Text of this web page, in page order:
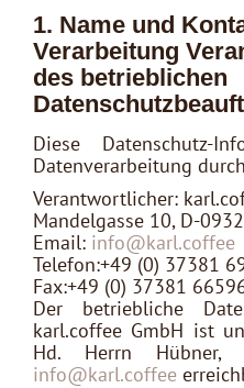
1. Name und
Verarbeitung
des betrieblichen
Diese
Datenverarbeitung
Verantwortlicher:
Mandelgasse 10, D-
Email: info@karl.coffee
Telefon:+49 (0) 37381
Fax:+49 (0) 37381
Der betriebliche
karl.coffee GmbH ist
Hd. Herrn Hübner,
info@karl.coffee